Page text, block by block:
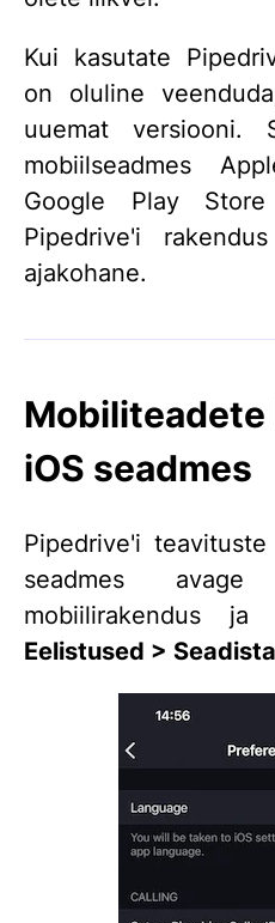
Kui kasutate
on oluline
uuemat versiooni.
mobiilseadmes
Google Play
Pipedrive'i
ajakohane.
iOS seadmes
Pipedrive'i
seadmes
mobiilirakendus ja
Eelistused >